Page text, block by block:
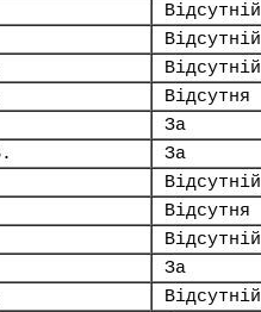
Відсутній
Відсутній
Відсутній
Відсутня
За
За
Відсутній
Відсутня
Відсутній
За
Відсутній